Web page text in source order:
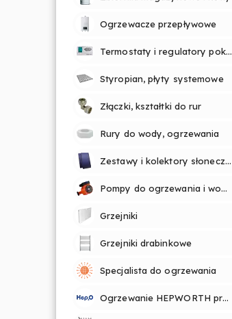
Ogrzewacze przepływowe
Termostaty i regulatory pokojowe
Styropian, płyty systemowe
Złączki, kształtki do rur
Rury do wody, ogrzewania
Zestawy i kolektory słoneczne
Pompy do ogrzewania i wody
Grzejniki
Grzejniki drabinkowe
Specjalista do ogrzewania
Ogrzewanie HEPWORTH profesjonalnie i prosto